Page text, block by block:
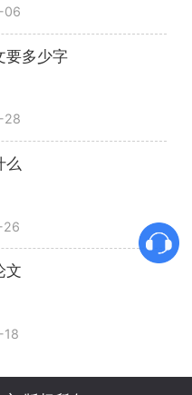
06
要多少字
28
么
26
文